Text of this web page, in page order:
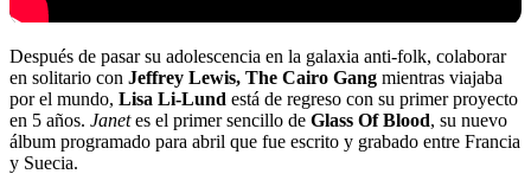
Después de pasar su adolescencia en la galaxia anti-folk, colaborar
en solitario con Jeffrey Lewis, The Cairo Gang mientras viajaba
por el mundo, Lisa Li-Lund está de regreso con su primer proyecto
en 5 años. Janetes el primer sencillo de Glass Of Blood, su nuevo
álbum programado para abril que fue escrito y grabado entre Francia
y Suecia.